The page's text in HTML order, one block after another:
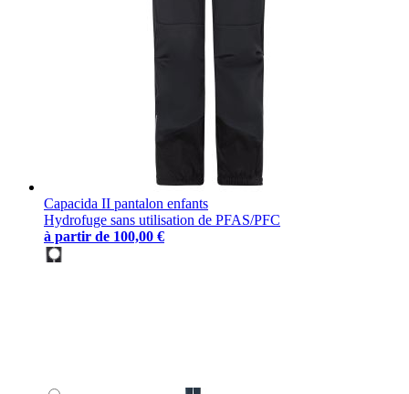
Capacida II pantalon enfants
Hydrofuge sans utilisation de PFAS/PFC
à partir de 100,00 €